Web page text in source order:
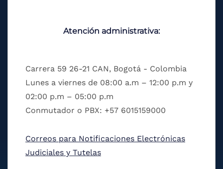
Atención administrativa:
Carrera 59 26-21 CAN, Bogotá - Colombia
Lunes a viernes de 08:00 a.m – 12:00 p.m y
02:00 p.m – 05:00 p.m
Conmutador o PBX: +57 6015159000
Correos para Notificaciones Electrónicas
Judiciales y Tutelas